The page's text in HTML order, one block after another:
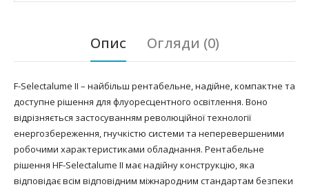
Опис Огляди (0)
F-Selectalume II – найбільш рентабельне, надійне, компактне та
доступне рішення для флуоресцентного освітлення. Воно
відрізняється застосуванням революційної технології
енергозбереження, гнучкістю системи та неперевершеними
робочими характеристиками обладнання. Рентабельне
рішення HF-Selectalume II має надійну конструкцію, яка
відповідає всім відповідним міжнародним стандартам безпеки